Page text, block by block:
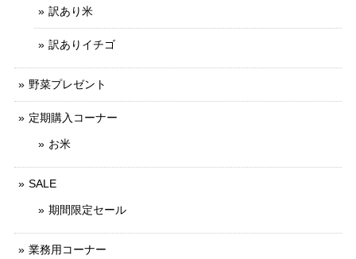
訳あり米
訳ありイチゴ
野菜プレゼント
定期購入コーナー
お米
SALE
期間限定セール
業務用コーナー